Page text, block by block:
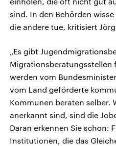
sind. In den Behörden
die andere tue, kritisiert
„Es gibt
Migrationsberatungsstellen
werden vom
vom Land geförderte
Kommunen beraten selber.
anerkannt sind, sind die
Daran erkennen Sie schon:
Institutionen, die das